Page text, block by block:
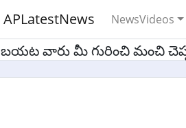
APLatestNews NewsVideos
బయట వారు మీ గురించి మంచి